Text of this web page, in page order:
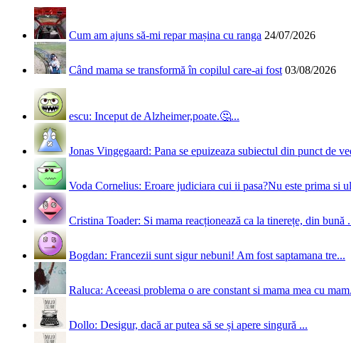
Cum am ajuns să-mi repar mașina cu ranga 24/07/2026
Când mama se transformă în copilul care-ai fost 03/08/2026
escu: Inceput de Alzheimer,poate.🤔...
Jonas Vingegaard: Pana se epuizeaza subiectul din punct de
Voda Cornelius: Eroare judiciara cui ii pasa?Nu este prima si
Cristina Toader: Si mama reacționează ca la tinerețe, din bună
Bogdan: Francezii sunt sigur nebuni! Am fost saptamana tre...
Raluca: Aceeasi problema o are constant si mama mea cu
Dollo: Desigur, dacă ar putea să se și apere singură ...